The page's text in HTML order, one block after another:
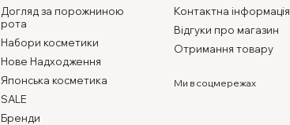
Догляд за порожниною
рота
Набори косметики
Нове Надходження
Японська косметика
SALE
Бренди
Контактна інформація
Відгуки про магазин
Отримання товару
Ми в соцмережах